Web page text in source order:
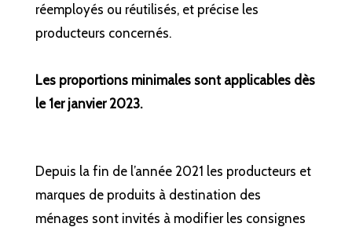
réemployés ou réutilisés, et précise les
producteurs concernés.
Les proportions minimales sont applicables dès
le 1er janvier 2023.
Depuis la fin de l’année 2021 les producteurs et
marques de produits à destination des
ménages sont invités à modifier les consignes